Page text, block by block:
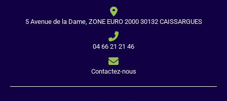
5 Avenue de la Dame, ZONE EURO 2000 30132 CAISSARGUES
04 66 21 21 46
Contactez-nous